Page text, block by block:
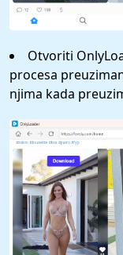
Otvoriti
procesa
njima kada